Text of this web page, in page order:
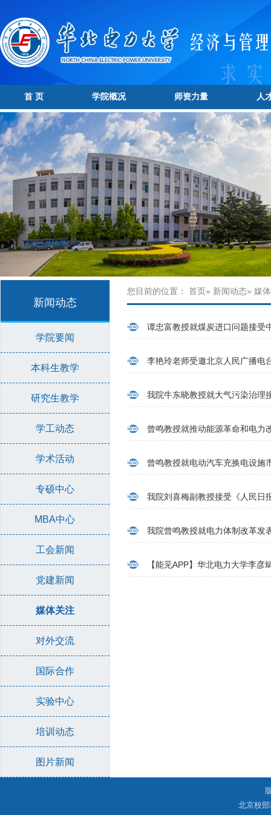
首 页 学院概况 师资力量 人
新闻动态
学院要闻
本科生教学
研究生教学
学工动态
学术活动
专硕中心
MBA中心
工会新闻
党建新闻
媒体关注
对外交流
国际合作
实验中心
培训动态
图片新闻
您目前的位置： 首页» 新闻动态» 媒
谭忠富教授就煤炭进口问题接受
李艳玲老师受邀北京人民广播电
我院牛东晓教授就大气污染治理
曾鸣教授就推动能源革命和电力
曾鸣教授就电动汽车充换电设施
我院刘喜梅副教授接受《人民日
我院曾鸣教授就电力体制改革发
【能见APP】华北电力大学李
北京校